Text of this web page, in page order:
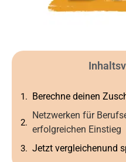
Berechne deinen
Netzwerken für
erfolgreichen Einstieg
Jetzt vergleichenund